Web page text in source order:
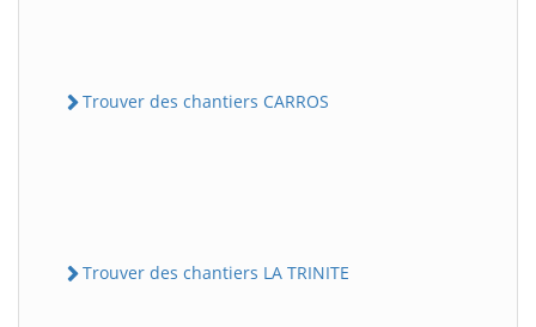
Trouver des chantiers CARROS
Trouver des chantiers LA TRINITE